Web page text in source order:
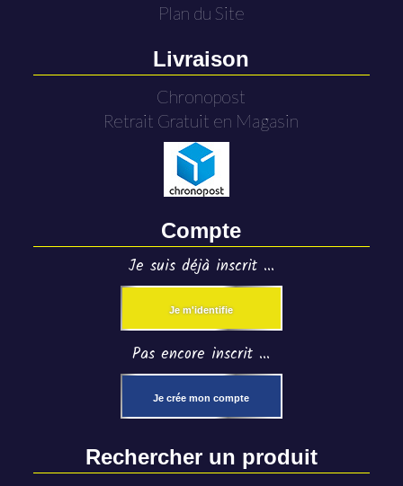
Plan du Site
Livraison
Chronopost
Retrait Gratuit en Magasin
Compte
Je suis déjà inscrit ...
Je m'identifie
Pas encore inscrit ...
Je crée mon compte
Rechercher un produit